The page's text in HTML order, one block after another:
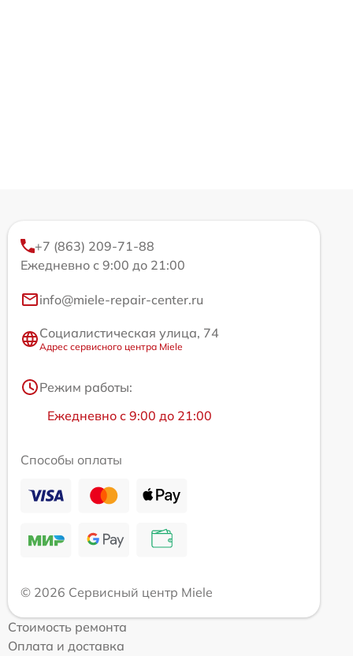
+7 (863) 209-71-88
Ежедневно с 9:00 до 21:00
info@miele-repair-center.ru
Социалистическая улица, 74
Адрес сервисного центра Miele
Режим работы:
Ежедневно с 9:00 до 21:00
Способы оплаты
© 2026 Сервисный центр Miele
Стоимость ремонта
Оплата и доставка